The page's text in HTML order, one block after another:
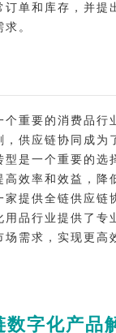
订单和库存，并提
。
个重要的消费品行
，供应链协同成为
型是一个重要的选
高效率和效益，降
家提供全链供应链
用品行业提供了专
场需求，实现更高
数字化产品